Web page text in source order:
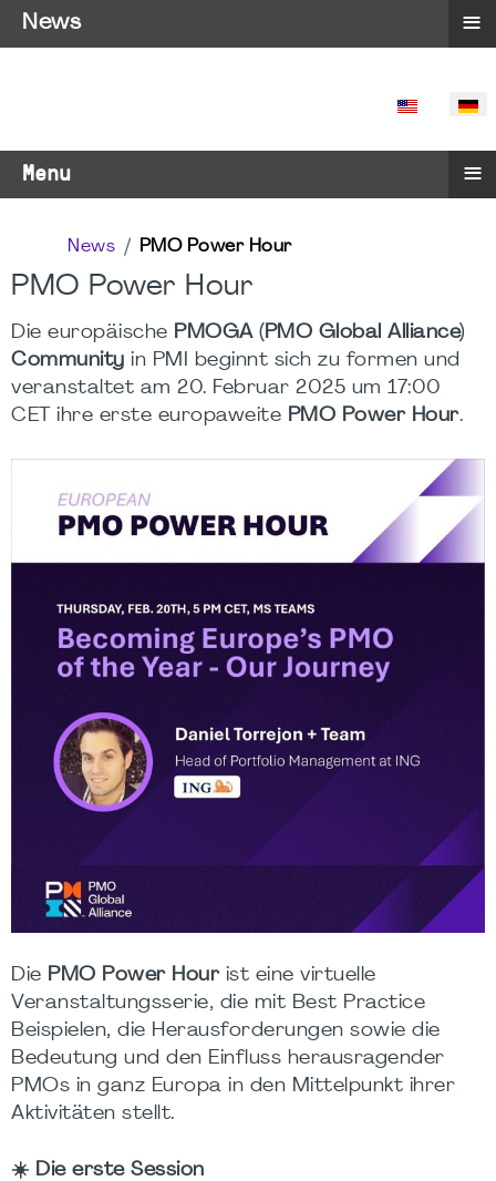
SPRACHE
Menu ≡
News PMO Power Hour
PMO Power Hour
Die europäische PMOGA (PMO Global Alliance)
Community in PMI beginnt sich zu formen und
veranstaltet am 20. Februar 2025 um 17:00
CET ihre erste europaweite PMO Power Hour.
Die PMO Power Hourist eine virtuelle
Veranstaltungsserie, die mit Best Practice
Beispielen, die Herausforderungen sowie die
Bedeutung und den Einfluss herausragender
PMOs in ganz Europa in den Mittelpunkt ihrer
Aktivitäten stellt.
☀️ Die erste Session
News ≡